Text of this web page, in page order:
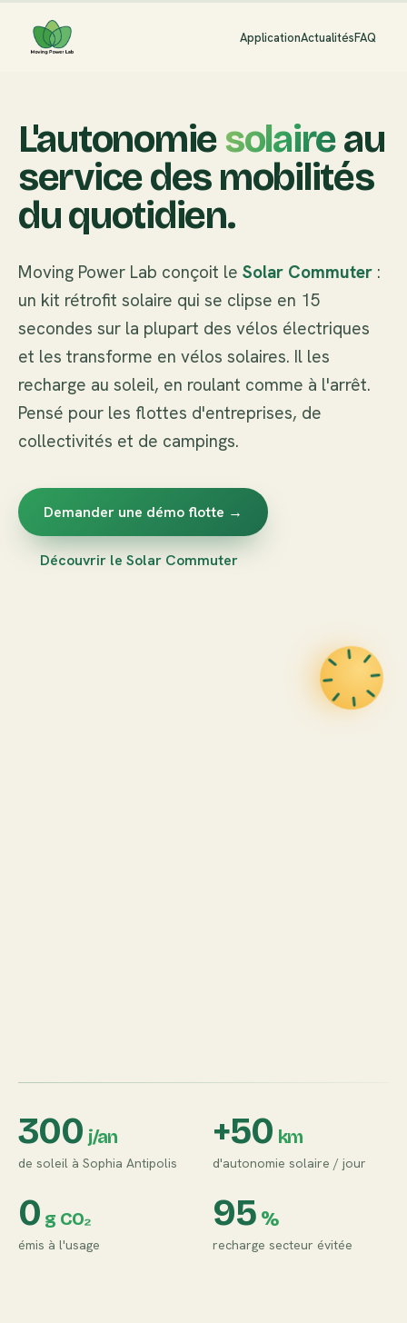
ApplicationActualitésFAQ
L'autonomie solaireau
service des mobilités
du quotidien.
Moving Power Lab conçoit le Solar Commuter :
un kit rétrofit solaire qui se clipse en 15
secondes sur la plupart des vélos électriques
et les transforme en vélos solaires. Il les
recharge au soleil, en roulant comme à l'arrêt.
Pensé pour les flottes d'entreprises, de
collectivités et de campings.
Demander une démo flotte →
Découvrir le Solar Commuter
300 j/an
de soleil à Sophia Antipolis
+50 km
d'autonomie solaire / jour
0 g CO₂
émis à l'usage
95 %
recharge secteur évitée